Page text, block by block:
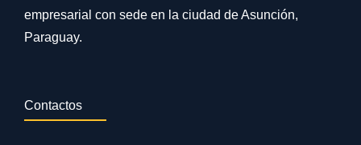
empresarial con sede en la ciudad de Asunción,
Paraguay.
Contactos